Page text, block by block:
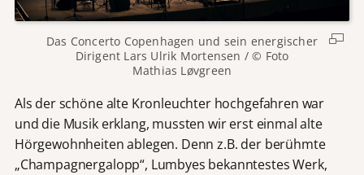
Das Concerto Copenhagen und sein energischer
Dirigent Lars Ulrik Mortensen / © Foto
Mathias Løvgreen
Als der schöne alte Kronleuchter hochgefahren war
und die Musik erklang, mussten wir erst einmal alte
Hörgewohnheiten ablegen. Denn z.B. der berühmte
„Champagnergalopp“, Lumbyes bekanntestes Werk,